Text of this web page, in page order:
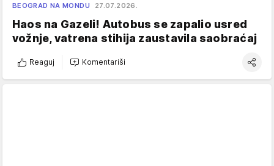
BEOGRAD NA MONDU 27.07.2026.
Haos na Gazeli! Autobus se zapalio usred
vožnje, vatrena stihija zaustavila saobraćaj
Reaguj Komentariši